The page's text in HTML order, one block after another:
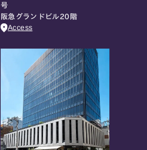
号
阪急グランドビル20階
Access